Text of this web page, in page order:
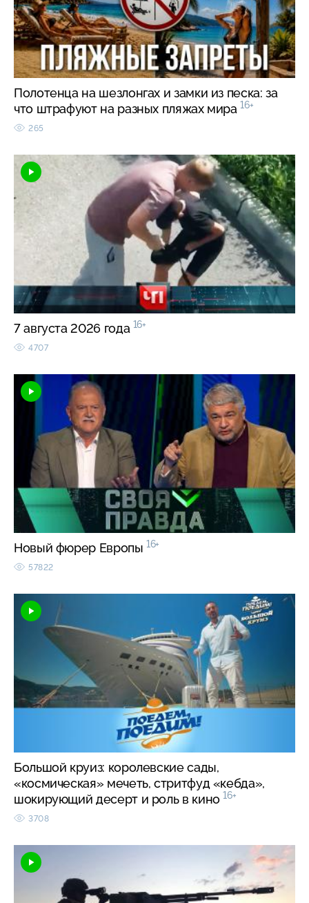
Полотенца на шезлонгах и замки из песка: за
что штрафуют на разных пляжах мира 16+
265
7 августа 2026 года 16+
4707
Новый фюрер Европы 16+
57822
Большой круиз: королевские сады,
«космическая» мечеть, стритфуд «кебда»,
шокирующий десерт и роль в кино 16+
3708